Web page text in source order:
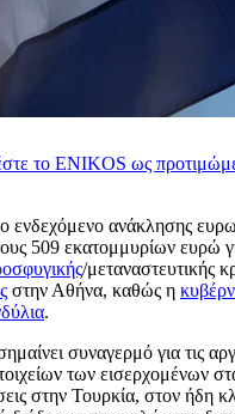
το ENIKOS ως
ενδεχόμενο ανάκλησης
509 εκατομμυρίων ευρώ
/μεταναστευτικής
στην Αθήνα, καθώς η
.
συναγερμό για τις
των εισερχομένων
στην Τουρκία, στον ήδη